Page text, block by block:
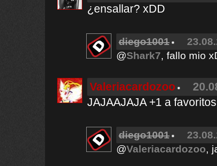
¿ensallar? xDD
diego1001
@Shark7, fallo mio
Valeriacardozoo
JAJAAJAJA +1 a
diego1001
@Valeriacardozoo,